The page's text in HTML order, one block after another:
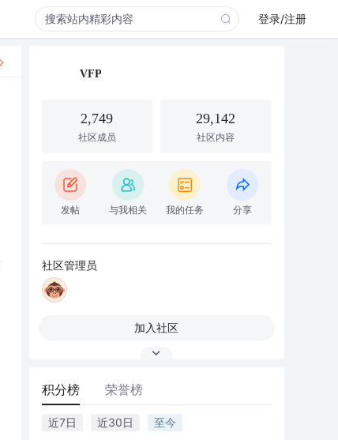
登录/注册
VFP
2,749
社区成员
29,142
社区内容
发帖 与我相关 我的任务 分享
社区管理员
加入社区
积分榜 荣誉榜
近7日 近30日 至今